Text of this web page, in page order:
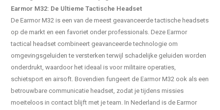
Earmor M32: De Ultieme Tactische Headset
De Earmor M32 is een van de meest geavanceerde tactische headsets
op de markt en een favoriet onder professionals. Deze Earmor
tactical headset combineert geavanceerde technologie om
omgevingsgeluiden te versterken terwijl schadelijke geluiden worden
onderdrukt, waardoor het ideaal is voor militaire operaties,
schietsport en airsoft. Bovendien fungeert de Earmor M32 ook als een
betrouwbare communicatie headset, zodat je tijdens missies
moeiteloos in contact blijft met je team. In Nederland is de Earmor